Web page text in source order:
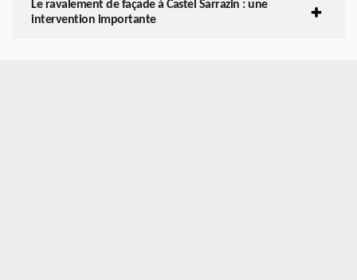
Le ravalement de façade à Castel Sarrazin : une
intervention importante